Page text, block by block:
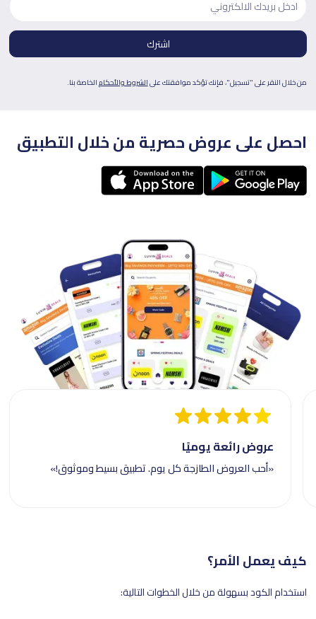
من خلال النقر على "تسجيل"، فإنك تؤكد موافقتك علىالشروط والأحكامالخاصة بنا.
احصل على عروض حصرية من خلال التطبيق
عروض رائعة يوميًا
«أحب العروض الطازجة كل يوم. تطبيق بسيط وموثوق!»
كيف يعمل الأمر؟
استخدام الكود بسهولة من خلال الخطوات التالية: